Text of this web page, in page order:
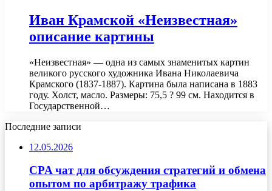
Иван Крамской «Неизвестная»
описание картины
«Неизвестная» — одна из самых знаменитых картин
великого русского художника Ивана Николаевича
Крамского (1837-1887). Картина была написана в 1883
году. Холст, масло. Размеры: 75,5 ? 99 см. Находится в
Государственной…
Последние записи
12.05.2026
CPA чат для обсуждения стратегий и обмена
опытом по арбитражу трафика